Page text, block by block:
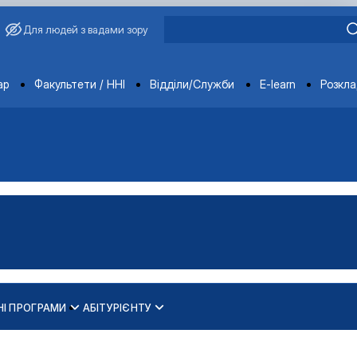
Для людей з вадами зору
Факультети / ННІ Відділи/Служби E-learn
ПРОГРАМИ АБІТУРІЄНТУ